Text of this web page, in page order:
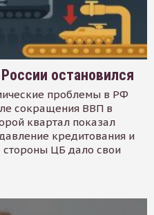
остановился
проблемы в РФ
сокращения ВВП в
квартал показал
кредитования и
стороны ЦБ дало свои